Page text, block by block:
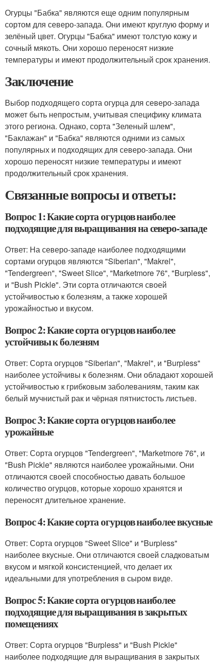
Огурцы "Бабка" являются еще одним популярным
сортом для северо-запада. Они имеют круглую форму и
зелёный цвет. Огурцы "Бабка" имеют толстую кожу и
сочный мякоть. Они хорошо переносят низкие
температуры и имеют продолжительный срок хранения.
Заключение
Выбор подходящего сорта огурца для северо-запада
может быть непростым, учитывая специфику климата
этого региона. Однако, сорта "Зеленый шлем",
"Баклажан" и "Бабка" являются одними из самых
популярных и подходящих для северо-запада. Они
хорошо переносят низкие температуры и имеют
продолжительный срок хранения.
Связанные вопросы и ответы:
Вопрос 1: Какие сорта огурцов наиболее
подходящие для выращивания на северо-западе
Ответ: На северо-западе наиболее подходящими
сортами огурцов являются "Siberian", "Makrel",
"Tendergreen", "Sweet Slice", "Marketmore 76", "Burpless",
и "Bush Pickle". Эти сорта отличаются своей
устойчивостью к болезням, а также хорошей
урожайностью и вкусом.
Вопрос 2: Какие сорта огурцов наиболее
устойчивы к болезням
Ответ: Сорта огурцов "Siberian", "Makrel", и "Burpless"
наиболее устойчивы к болезням. Они обладают хорошей
устойчивостью к грибковым заболеваниям, таким как
белый мучнистый рак и чёрная пятнистость листьев.
Вопрос 3: Какие сорта огурцов наиболее
урожайные
Ответ: Сорта огурцов "Tendergreen", "Marketmore 76", и
"Bush Pickle" являются наиболее урожайными. Они
отличаются своей способностью давать большое
количество огурцов, которые хорошо хранятся и
переносят длительное хранение.
Вопрос 4: Какие сорта огурцов наиболее вкусные
Ответ: Сорта огурцов "Sweet Slice" и "Burpless"
наиболее вкусные. Они отличаются своей сладковатым
вкусом и мягкой консистенцией, что делает их
идеальными для употребления в сыром виде.
Вопрос 5: Какие сорта огурцов наиболее
подходящие для выращивания в закрытых
помещениях
Ответ: Сорта огурцов "Burpless" и "Bush Pickle"
наиболее подходящие для выращивания в закрытых